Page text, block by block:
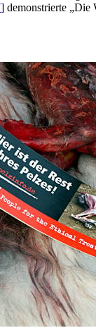
] demonstrierte „Die